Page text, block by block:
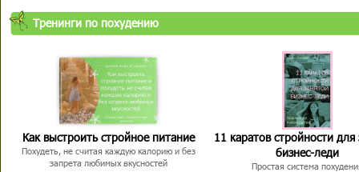
Тренинги по похудению
Как выстроить стройное питание
Похудеть, не считая каждую калорию и без
запрета любимых вкусностей
11 каратов стройности для
бизнес-леди
Простая система